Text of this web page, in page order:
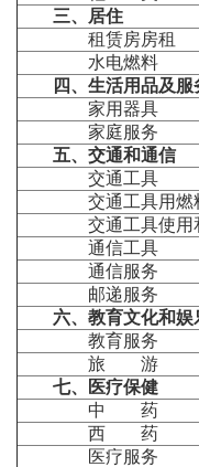
三、居住
租赁房房租
水电燃料
四、生活用品及服
家用器具
家庭服务
五、交通和通信
交通工具
交通工具用燃
交通工具使用
通信工具
通信服务
邮递服务
六、教育文化和娱
教育服务
旅 游
七、医疗保健
中 药
西 药
医疗服务